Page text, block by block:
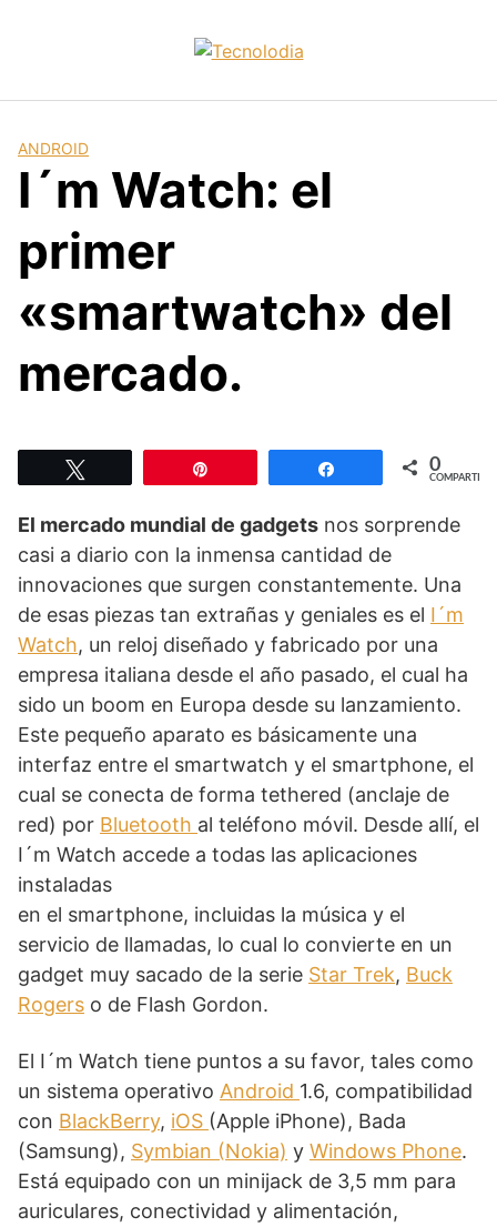
ANDROID
I´m Watch: el
primer
«smartwatch» del
mercado.
Compartir 0
COMPARTIR
El mercado mundial de gadgets nos sorprende
casi a diario con la inmensa cantidad de
innovaciones que surgen constantemente. Una
de esas piezas tan extrañas y geniales es el I´m
Watch, un reloj diseñado y fabricado por una
empresa italiana desde el año pasado, el cual ha
sido un boom en Europa desde su lanzamiento.
Este pequeño aparato es básicamente una
interfaz entre el smartwatch y el smartphone, el
cual se conecta de forma tethered (anclaje de
red) por Bluetooth al teléfono móvil. Desde allí, el
I´m Watch accede a todas las aplicaciones
instaladas
en el smartphone, incluidas la música y el
servicio de llamadas, lo cual lo convierte en un
gadget muy sacado de la serie Star Trek, Buck
Rogers o de Flash Gordon.
El I´m Watch tiene puntos a su favor, tales como
un sistema operativo Android 1.6, compatibilidad
con BlackBerry, iOS (Apple iPhone), Bada
(Samsung), Symbian (Nokia) y Windows Phone.
Está equipado con un minijack de 3,5 mm para
auriculares, conectividad y alimentación,